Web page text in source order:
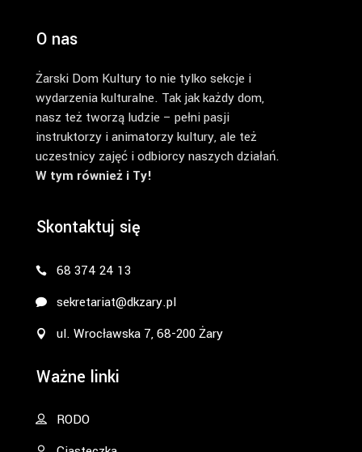
O nas
Żarski Dom Kultury to nie tylko sekcje i
wydarzenia kulturalne. Tak jak każdy dom,
nasz też tworzą ludzie – pełni pasji
instruktorzy i animatorzy kultury, ale też
uczestnicy zajęć i odbiorcy naszych działań.
W tym również i Ty!
Skontaktuj się
68 374 24 13
sekretariat@dkzary.pl
ul. Wrocławska 7, 68-200 Żary
Ważne linki
RODO